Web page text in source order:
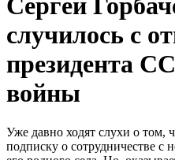
Сергей
случилось с
президента
войны
Уже давно ходят слухи о том,
подписку о сотрудничестве с